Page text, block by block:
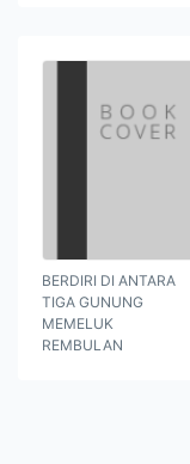
BERDIRI DI ANTARA
TIGA GUNUNG
MEMELUK
REMBULAN